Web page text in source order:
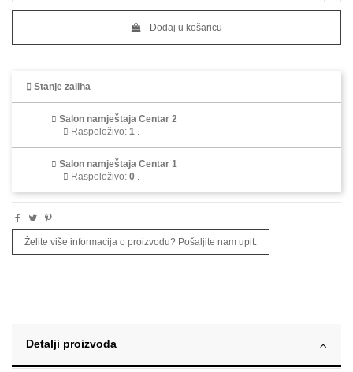
Dodaj u košaricu
Stanje zaliha
Salon namještaja Centar 2
Raspoloživo: 1 .
Salon namještaja Centar 1
Raspoloživo: 0 .
Želite više informacija o proizvodu? Pošaljite nam upit.
Detalji proizvoda